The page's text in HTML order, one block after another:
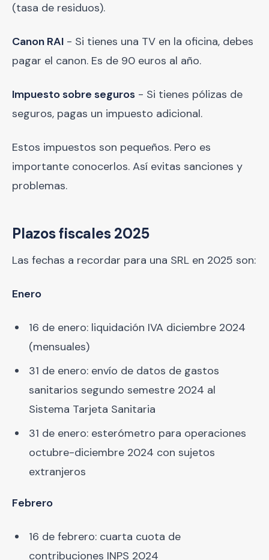
(tasa de residuos).
Canon RAI - Si tienes una TV en la oficina, debes
pagar el canon. Es de 90 euros al año.
Impuesto sobre seguros - Si tienes pólizas de
seguros, pagas un impuesto adicional.
Estos impuestos son pequeños. Pero es
importante conocerlos. Así evitas sanciones y
problemas.
Plazos fiscales 2025
Las fechas a recordar para una SRL en 2025 son:
Enero
16 de enero: liquidación IVA diciembre 2024
(mensuales)
31 de enero: envío de datos de gastos
sanitarios segundo semestre 2024 al
Sistema Tarjeta Sanitaria
31 de enero: esterómetro para operaciones
octubre-diciembre 2024 con sujetos
extranjeros
Febrero
16 de febrero: cuarta cuota de
contribuciones INPS 2024